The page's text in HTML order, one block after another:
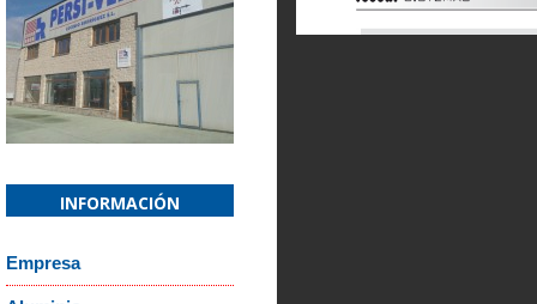
INFORMACIÓN
Empresa